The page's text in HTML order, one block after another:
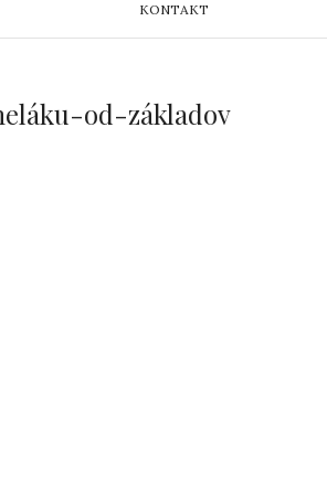
KONTAKT
od-základov